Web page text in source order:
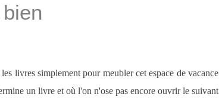
livres simplement pour meubler cet espace de vacance
un livre et où l'on n'ose pas encore ouvrir le suivant